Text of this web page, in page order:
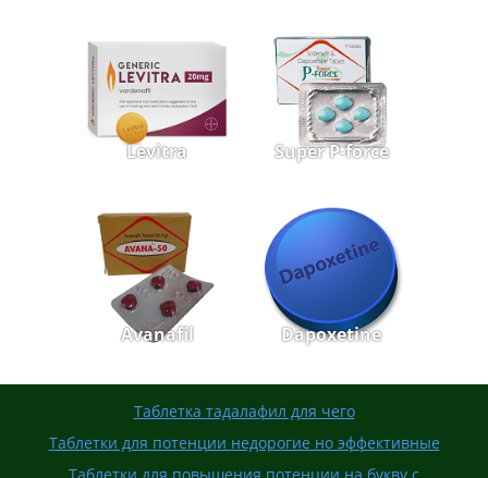
Levitra Super P-force
Avanafil Dapoxetine
Таблетка тадалафил для чего
Таблетки для потенции недорогие но эффективные